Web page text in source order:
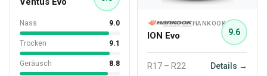
Nass 9.0
Trocken 9.1
Geräusch 8.8
HANKOOK
ION Evo 9.6
R17 – R22 Details →